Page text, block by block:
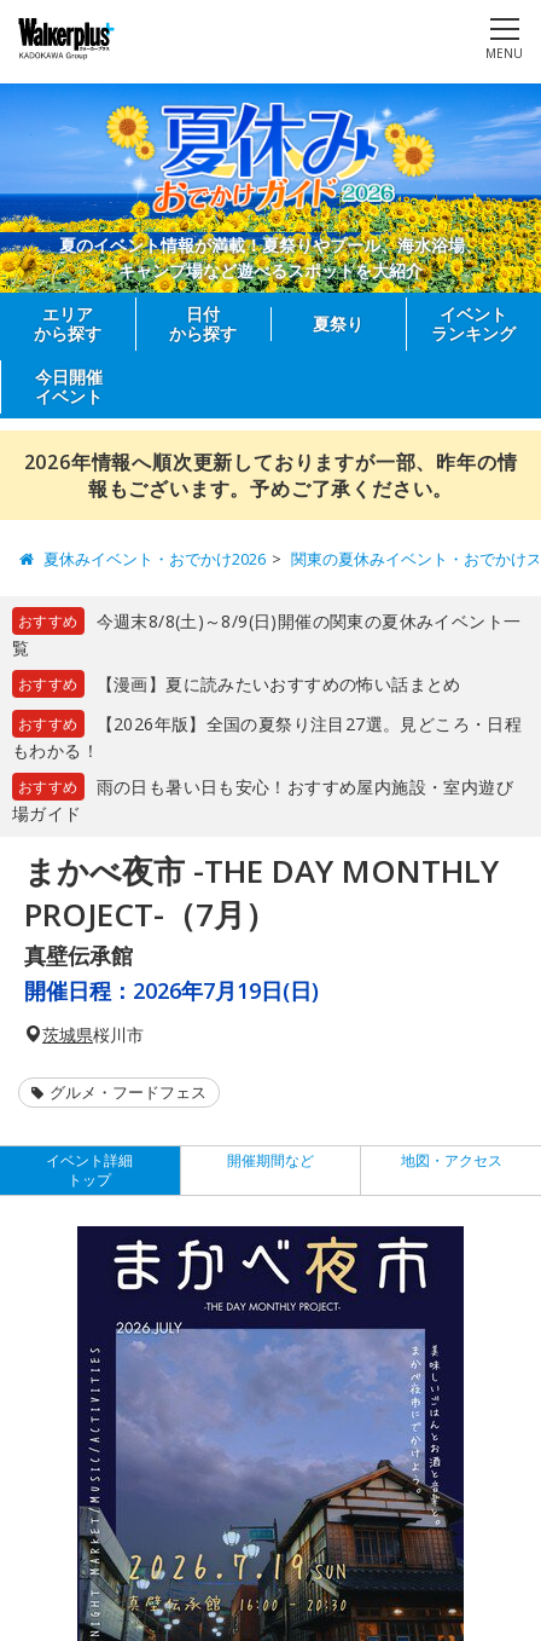
MENU
夏のイベント情報が満載！夏祭りやプール、海水浴場、
キャンプ場など遊べるスポットを大紹介
エリア
から探す
日付
から探す
夏祭り
イベント
ランキング
今日開催
イベント
2026年情報へ順次更新しておりますが一部、昨年の情
報もございます。予めご了承ください。
夏休みイベント・おでかけ2026 関東の夏休みイベント・おでかけ
おすすめ
今週末8/8(土)～8/9(日)開催の関東の夏休みイベント一
覧
おすすめ 【漫画】夏に読みたいおすすめの怖い話まとめ
おすすめ
【2026年版】全国の夏祭り注目27選。見どころ・日程
もわかる！
おすすめ
雨の日も暑い日も安心！おすすめ屋内施設・室内遊び
場ガイド
まかべ夜市 -THE DAY MONTHLY
PROJECT-（7月）
真壁伝承館
開催日程： 2026年7月19日(日)
茨城県桜川市
グルメ・フードフェス
イベント詳細
トップ
開催期間など 地図・アクセス